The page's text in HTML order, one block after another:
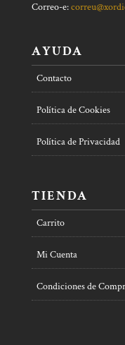
Correo-e:
AYUDA
Contacto
Política de Cookies
Política de Privacidad
TIENDA
Carrito
Mi Cuenta
Condiciones de